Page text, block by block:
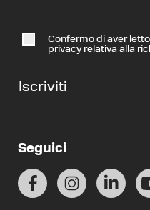
Confermo di aver
privacyrelativa alla
Iscriviti
Seguici